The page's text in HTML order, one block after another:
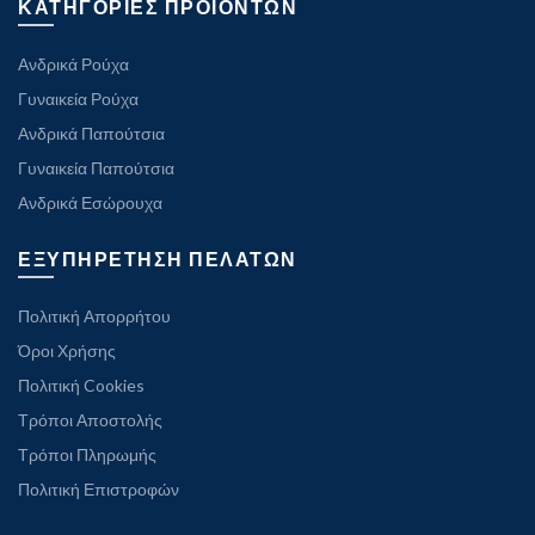
ΚΑΤΗΓΟΡΙΕΣ ΠΡΟΪΟΝΤΩΝ
Ανδρικά Ρούχα
Γυναικεία Ρούχα
Ανδρικά Παπούτσια
Γυναικεία Παπούτσια
Ανδρικά Εσώρουχα
ΕΞΥΠΗΡΕΤΗΣΗ ΠΕΛΑΤΩΝ
Πολιτική Απορρήτου
Όροι Χρήσης
Πολιτική Cookies
Τρόποι Αποστολής
Τρόποι Πληρωμής
Πολιτική Επιστροφών